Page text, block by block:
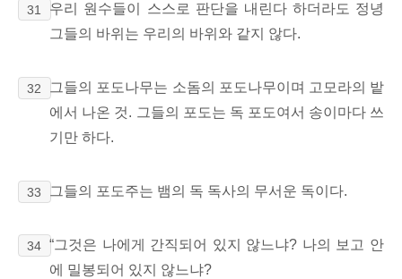
31 우리 원수들이 스스로 판단을 내린다하더라도 정녕
그들의 바위는 우리의 바위와 같지 않다.
32
그들의 포도나무는 소돔의 포도나무이며 고모라의 밭
에서 나온 것. 그들의 포도는 독 포도여서 송이마다 쓰
기만 하다.
33 그들의 포도주는 뱀의 독 독사의 무서운 독이다.
34 “그것은 나에게 간직되어 있지 않느냐? 나의 보고 안
에 밀봉되어 있지 않느냐?